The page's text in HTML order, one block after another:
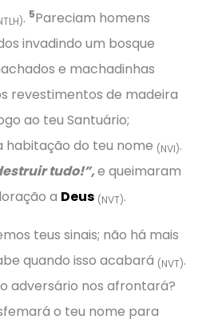
. 5Pareciam homens
invadindo um bosque
e machadinhas
revestimentos de madeira
ao teu Santuário;
do teu nome (NVI).
tudo!”,e queimaram
a Deus (NVT).
teus sinais; não há mais
quando isso acabará (NVT).
adversário nos afrontará?
o teu nome para